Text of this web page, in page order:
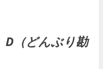
D（どんぶり勘